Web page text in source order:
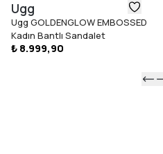
Ugg
Ugg GOLDENGLOW EMBOSSED
Kadın Bantlı Sandalet
₺ 8.999,90